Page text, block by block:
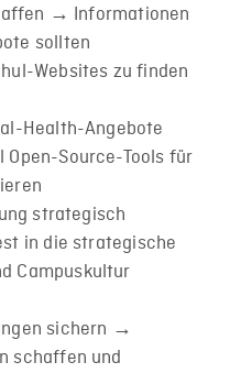
→ Informationen
sollten
Websites zu finden
Health-Angebote
Source-Tools für
strategisch
in die strategische
Campuskultur
sichern →
schaffen und